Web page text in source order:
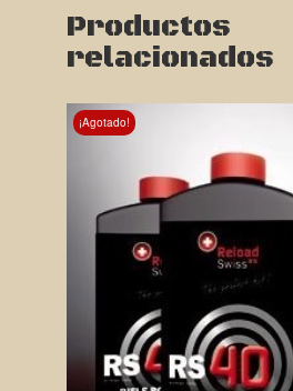
Productos
relacionados
¡Agotado!